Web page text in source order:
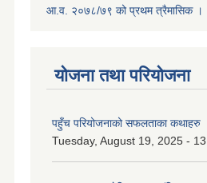
आ.व. २०७८/७९ को प्रथम त्रैमासिक ।
योजना तथा परियोजना
पहुँच परियोजनाको सफलताका कथाहरु
Tuesday, August 19, 2025 -